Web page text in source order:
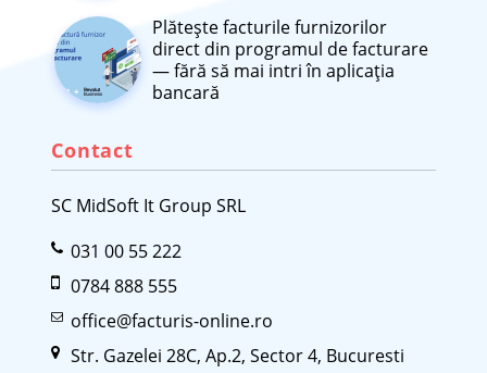
Plătește facturile furnizorilor
direct din programul de facturare
— fără să mai intri în aplicația
bancară
Contact
SC MidSoft It Group SRL
031 00 55 222
0784 888 555
office@facturis-online.ro
Str. Gazelei 28C, Ap.2, Sector 4, Bucuresti